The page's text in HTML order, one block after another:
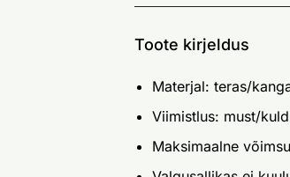
Toote kirjeldus
Materjal: teras/
Viimistlus: must/
Maksimaalne